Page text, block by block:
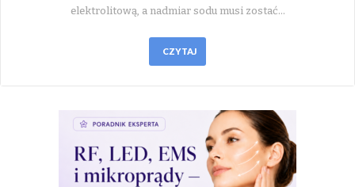
elektrolitową, a nadmiar sodu musi zostać…
CZYTAJ